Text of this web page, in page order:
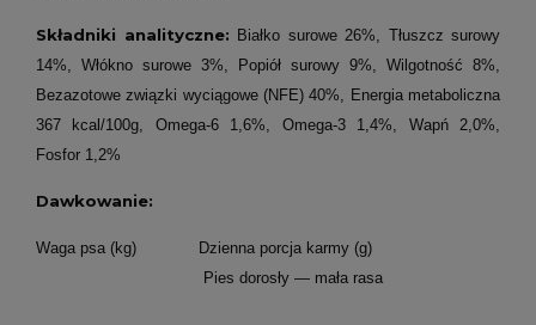
Składniki analityczne: Białko surowe 26%, Tłuszcz surowy
14%, Włókno surowe 3%, Popiół surowy 9%, Wilgotność 8%,
Bezazotowe związki wyciągowe (NFE) 40%, Energia metaboliczna
367 kcal/100g, Omega-6 1,6%, Omega-3 1,4%, Wapń 2,0%,
Fosfor 1,2%
Dawkowanie:
Waga psa (kg) Dzienna porcja karmy (g)
Pies dorosły — mała rasa